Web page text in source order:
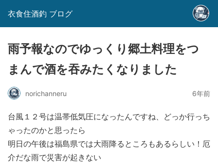
衣食住酒釣 ブログ
雨予報なのでゆっくり郷土料理をつ
まんで酒を吞みたくなりました
norichanneru 6年前
台風１２号は温帯低気圧になったんですね、どっか行っち
ゃったのかと思ったら
明日の午後は福島県では大雨降るところもあるらしい！厄
介だな雨で災害が起きない